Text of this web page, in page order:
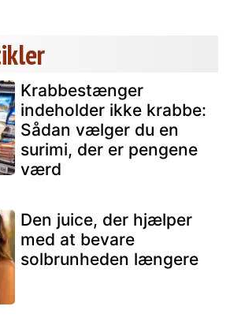
Krabbestænger
indeholder ikke krabbe:
Sådan vælger du en
surimi, der er pengene
værd
Den juice, der hjælper
med at bevare
solbrunheden længere